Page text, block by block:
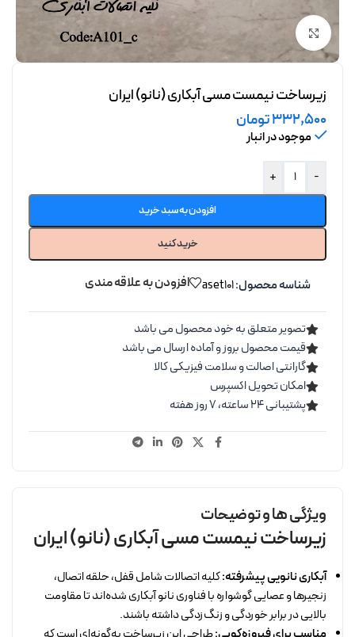
برای بزرگنمایی کلیک کنید
زیرساخت نیمست مسی آبکاری (نانو) ایران
332,500تومان
موجود در انبار
-
+
افزودن به سبد خرید
خرید کنید
شناسه محصول:aset101 افزودن به علاقه مندی
تصویر متعلق به خود محصول می باشد
قیمت محصول بروز و آماده ارسال می باشد
گارانتی اصالت و سلامت فیزیکی کالا
امکان تحویل اکسپرس
پشتیبانی ۲۴ ساعته، ۷ روز هفته
ویژگی ها و توضیحات
زیرساخت نیمست مسی آبکاری (نانو) ایران
آبکاری نانویی پیشرفته:کلیه اتصالات شامل قفل، حلقه اتصال،
زنجیرها و عصایی گوشواره با فناوری نانو آبکاری شده‌اند تا مقاومت
بالایی در برابر خوردگی و زنگ‌زدگی داشته باشند.